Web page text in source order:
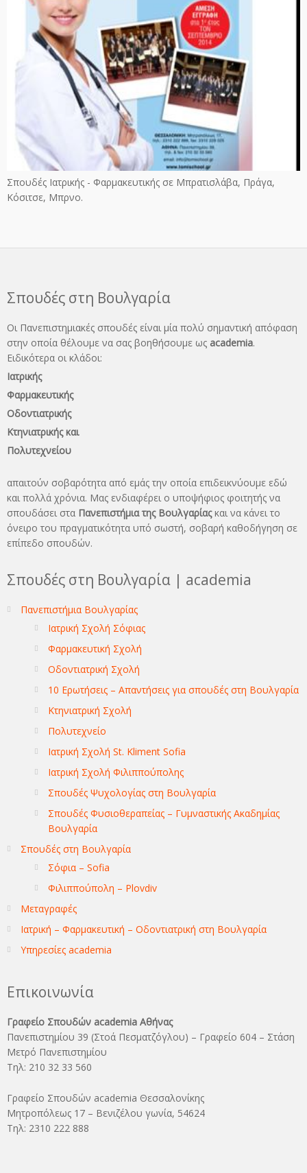
Σπουδές Ιατρικής - Φαρμακευτικής σε Μπρατισλάβα, Πράγα,
Κόσιτσε, Μπρνο.
Σπουδές στη Βουλγαρία
Οι Πανεπιστημιακές σπουδές είναι μία πολύ σημαντική απόφαση
στην οποία θέλουμε να σας βοηθήσουμε ως academia.
Ειδικότερα οι κλάδοι:
Ιατρικής
Φαρμακευτικής
Οδοντιατρικής
Κτηνιατρικής και
Πολυτεχνείου
απαιτούν σοβαρότητα από εμάς την οποία επιδεικνύουμε εδώ
και πολλά χρόνια. Μας ενδιαφέρει ο υποψήφιος φοιτητής να
σπουδάσει στα Πανεπιστήμια της Βουλγαρίαςκαι να κάνει το
όνειρo του πραγματικότητα υπό σωστή, σοβαρή καθοδήγηση σε
επίπεδο σπουδών.
Σπουδές στη Βουλγαρία | academia
Πανεπιστήμια Βουλγαρίας
Ιατρική Σχολή Σόφιας
Φαρμακευτική Σχολή
Οδοντιατρική Σχολή
10 Ερωτήσεις – Απαντήσεις για σπουδές στη Βουλγαρία
Κτηνιατρική Σχολή
Πολυτεχνείο
Ιατρική Σχολή St. Kliment Sofia
Ιατρική Σχολή Φιλιππούπολης
Σπουδές Ψυχολογίας στη Βουλγαρία
Σπουδές Φυσιοθεραπείας – Γυμναστικής Ακαδημίας
Βουλγαρία
Σπουδές στη Βουλγαρία
Σόφια – Sofia
Φιλιππούπολη – Plovdiv
Μεταγραφές
Ιατρική – Φαρμακευτική – Οδοντιατρική στη Βουλγαρία
Υπηρεσίες academia
Επικοινωνία
Γραφείο Σπουδών academia Αθήνας
Πανεπιστημίου 39 (Στοά Πεσματζόγλου) – Γραφείο 604 – Στάση
Μετρό Πανεπιστημίου
Τηλ: 210 32 33 560
Γραφείο Σπουδών academia Θεσσαλονίκης
Μητροπόλεως 17 – Βενιζέλου γωνία, 54624
Τηλ: 2310 222 888